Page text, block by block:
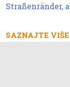
Straßenränder,
SAZNAJTE VIŠE